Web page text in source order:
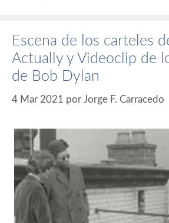
Escena de los carteles
Actually y Videoclip de
de Bob Dylan
4 Mar 2021 por Jorge F. Carracedo